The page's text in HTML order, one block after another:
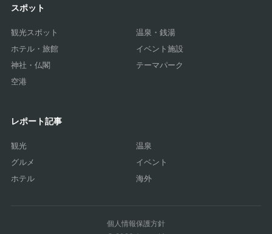
スポット
観光スポット
温泉・銭湯
ホテル・旅館
イベント施設
神社・仏閣
テーマパーク
空港
レポート記事
観光
温泉
グルメ
イベント
ホテル
海外
個人情報保護方針